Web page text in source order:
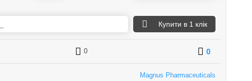
Купити в 1 клік
0 0
Magnus Pharmaceuticals